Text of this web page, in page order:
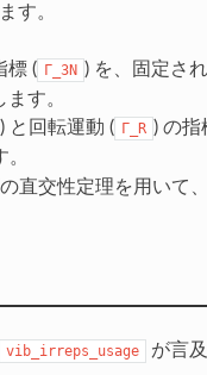
す。
標 ( Γ_3N ) を、固定さ
す。
) と回転運動 ( Γ_R ) の
直交性定理を用いて
vib_irreps_usage が言